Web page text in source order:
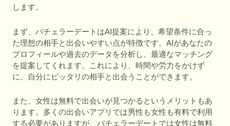
します。
まず、バチェラーデートはAI提案により、希望条件に合っ
た理想の相手と出会いやすい点が特徴です。AIがあなたの
プロフィールや過去のデータを分析し、最適なマッチング
を提案してくれます。これにより、時間や労力をかけず
に、自分にピッタリの相手と出会うことができます。
また、女性は無料で出会いが見つかるというメリットもあ
ります。多くの出会いアプリでは男性も女性も有料で利用
する必要がありますが、バチェラーデートでは女性は無料